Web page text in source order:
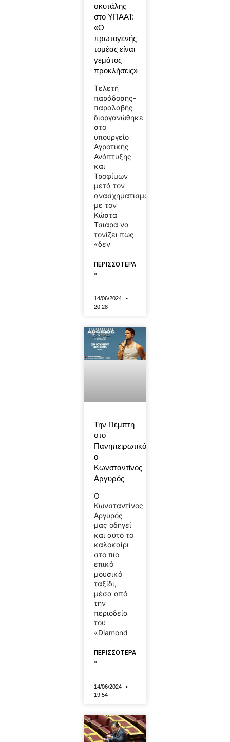
σκυτάλης
στο ΥΠΑΑΤ:
«Ο
πρωτογενής
τομέας είναι
γεμάτος
προκλήσεις»
Τελετή
παράδοσης-
παραλαβής
διοργανώθηκε
στο
υπουργείο
Αγροτικής
Ανάπτυξης
και
Τροφίμων
μετά τον
ανασχηματισμό,
με τον
Κώστα
Τσιάρα να
τονίζει πως
«δεν
ΠΕΡΙΣΣΟΤΕΡΑ
»
14/06/2024
20:28
Την Πέμπτη
στο
Πανηπειρωτικό
ο
Κωνσταντίνος
Αργυρός
Ο
Κωνσταντίνος
Αργυρός
μας οδηγεί
και αυτό το
καλοκαίρι
στο πιο
επικό
μουσικό
ταξίδι,
μέσα από
την
περιοδεία
του
«Diamond
ΠΕΡΙΣΣΟΤΕΡΑ
»
14/06/2024
19:54